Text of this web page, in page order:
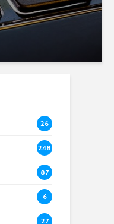
26
248
87
6
27